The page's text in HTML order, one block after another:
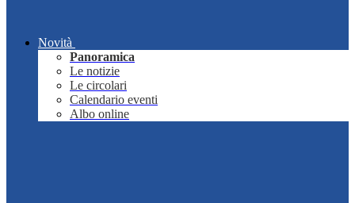
Novità
Panoramica
Le notizie
Le circolari
Calendario eventi
Albo online